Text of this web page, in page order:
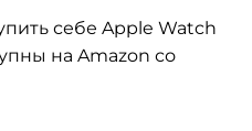
себе Apple Watch
на Amazon со